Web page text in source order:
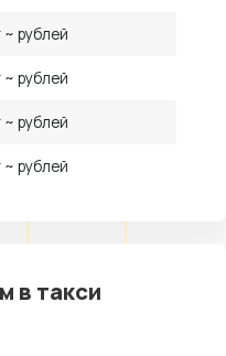
~ рублей
~ рублей
~ рублей
~ рублей
в такси